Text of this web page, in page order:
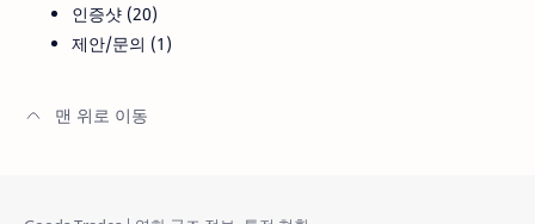
인증샷 20
제안/문의
1